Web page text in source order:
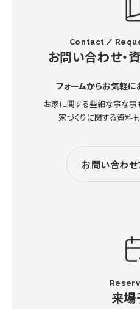
Contact /
お問い合わせ・
フォームからお気軽
お家に関する些細な事な事
家づくりに関する資料も
お問い合わせ
来